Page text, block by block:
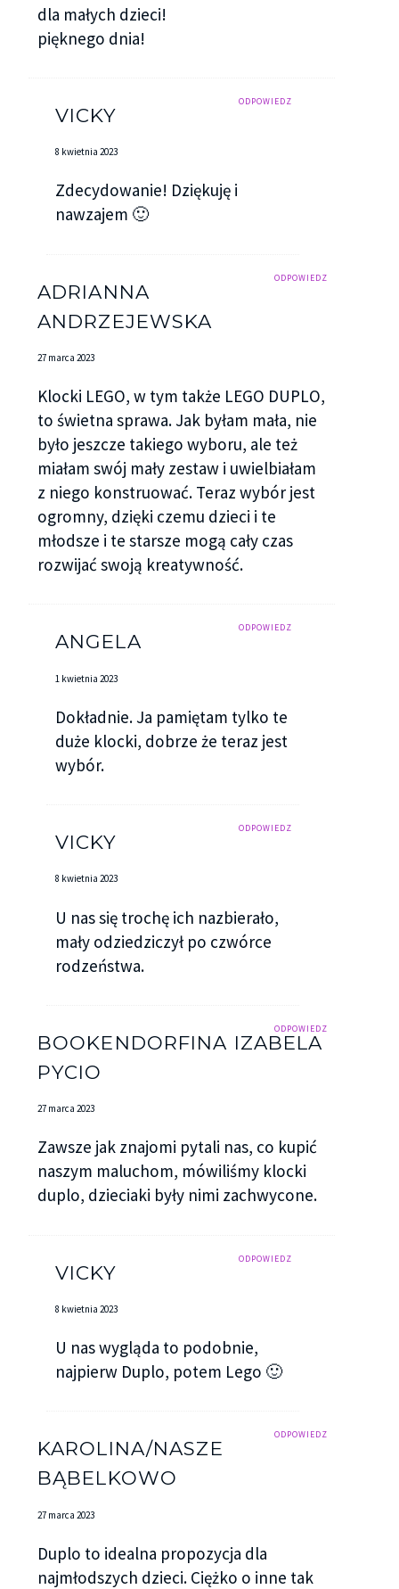
dla małych dzieci!
pięknego dnia!
ODPOWIEDZ
VICKY
8 kwietnia 2023
Zdecydowanie! Dziękuję i
nawzajem 🙂
ODPOWIEDZ
ADRIANNA
ANDRZEJEWSKA
27 marca 2023
Klocki LEGO, w tym także LEGO DUPLO,
to świetna sprawa. Jak byłam mała, nie
było jeszcze takiego wyboru, ale też
miałam swój mały zestaw i uwielbiałam
z niego konstruować. Teraz wybór jest
ogromny, dzięki czemu dzieci i te
młodsze i te starsze mogą cały czas
rozwijać swoją kreatywność.
ODPOWIEDZ
ANGELA
1 kwietnia 2023
Dokładnie. Ja pamiętam tylko te
duże klocki, dobrze że teraz jest
wybór.
ODPOWIEDZ
VICKY
8 kwietnia 2023
U nas się trochę ich nazbierało,
mały odziedziczył po czwórce
rodzeństwa.
ODPOWIEDZ
BOOKENDORFINA IZABELA
PYCIO
27 marca 2023
Zawsze jak znajomi pytali nas, co kupić
naszym maluchom, mówiliśmy klocki
duplo, dzieciaki były nimi zachwycone.
ODPOWIEDZ
VICKY
8 kwietnia 2023
U nas wygląda to podobnie,
najpierw Duplo, potem Lego 🙂
ODPOWIEDZ
KAROLINA/NASZE
BĄBELKOWO
27 marca 2023
Duplo to idealna propozycja dla
najmłodszych dzieci. Ciężko o inne tak